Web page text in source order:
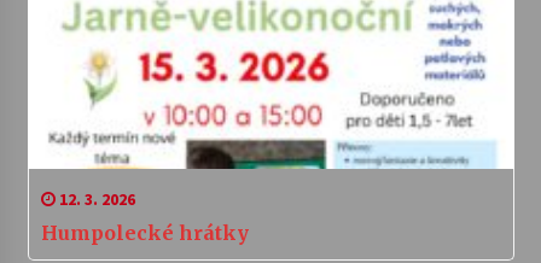
12. 3. 2026
Humpolecké hrátky